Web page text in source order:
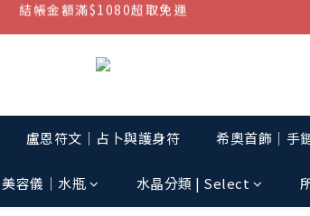
結帳金額滿$1080超取免運
加入官方LINE帳號，獲得50元現金券
盧恩符文｜占卜與護身符 希奧首飾│手
容儀│水瓶 水晶分類 | Select